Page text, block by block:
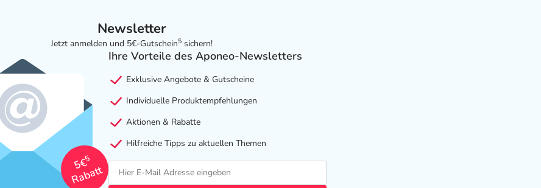
Newsletter
Jetzt anmelden und 5€-Gutschein5 sichern!
5€
5
Rabatt
Ihre Vorteile des Aponeo-Newsletters
Exklusive Angebote & Gutscheine
Individuelle Produktempfehlungen
Aktionen & Rabatte
Hilfreiche Tipps zu aktuellen Themen